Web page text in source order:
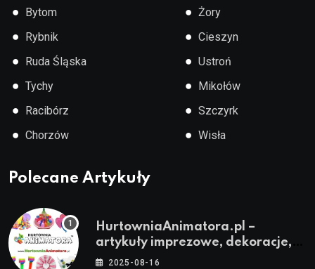
● Bytom
● Rybnik
● Ruda Śląska
● Tychy
● Racibórz
● Chorzów
● Żory
● Cieszyn
● Ustroń
● Mikołów
● Szczyrk
● Wisła
Polecane Artykuły
HurtowniaAnimatora.pl –
artykuły imprezowe, dekoracje,
stroje i akcesoria dla animatorów
2025-08-16